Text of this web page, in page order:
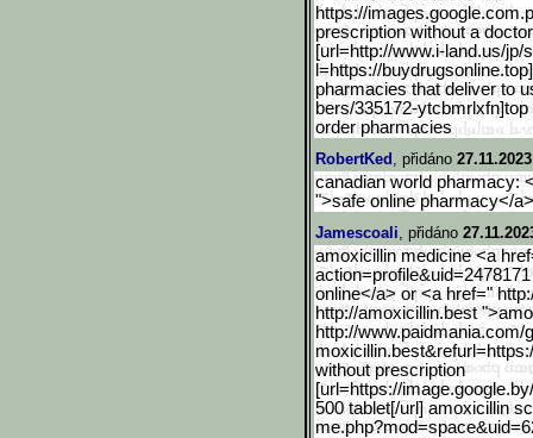
https://images.google.com
prescription without a
[url=http://www.i-land.us/jp/
l=https://
pharmacies that deliver to
bers/335172-
order pharmacies
RobertKed , přidáno
canadian world pharmacy:
">safe online pharmacy</
Jamescoali, přidáno
amoxicillin medicine <a
action=profile&uid=2478
online</a> or <a href="
http://amoxicillin.best
http://www.paidmania.com/
moxicillin.best&refurl=https:/
without prescription
[url=https://image.google
500 tablet[/url] amoxicillin